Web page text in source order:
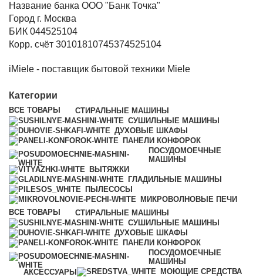
Название банка ООО "Банк Точка"
Город г. Москва
БИК 044525104
Корр. счёт 30101810745374525104
iMiele - поставщик бытовой техники Miele
Категории
ВСЕ ТОВАРЫ
СТИРАЛЬНЫЕ МАШИНЫ
СУШИЛЬНЫЕ МАШИНЫ
ДУХОВЫЕ ШКАФЫ
ПАНЕЛИ КОНФОРОК
ПОСУДОМОЕЧНЫЕ
МАШИНЫ
ВЫТЯЖКИ
ГЛАДИЛЬНЫЕ МАШИНЫ
ПЫЛЕСОСЫ
МИКРОВОЛНОВЫЕ ПЕЧИ
ВСЕ ТОВАРЫ
СТИРАЛЬНЫЕ МАШИНЫ
СУШИЛЬНЫЕ МАШИНЫ
ДУХОВЫЕ ШКАФЫ
ПАНЕЛИ КОНФОРОК
ПОСУДОМОЕЧНЫЕ
МАШИНЫ
АКСЕССУАРЫ
МОЮЩИЕ СРЕДСТВА